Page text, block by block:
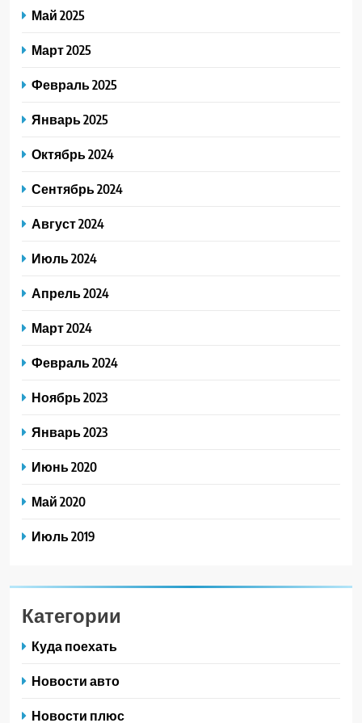
Май 2025
Март 2025
Февраль 2025
Январь 2025
Октябрь 2024
Сентябрь 2024
Август 2024
Июль 2024
Апрель 2024
Март 2024
Февраль 2024
Ноябрь 2023
Январь 2023
Июнь 2020
Май 2020
Июль 2019
Категории
Куда поехать
Новости авто
Новости плюс